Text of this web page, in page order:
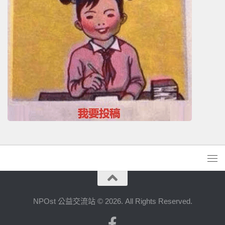
NPOst 公益交流站 © 2026. All Rights Reserved.